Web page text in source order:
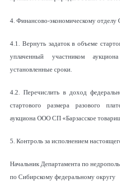
4. Финансово-экономическому
4.1. Вернуть задаток в объеме
уплаченный участником
установленные сроки.
4.2. Перечислить в доход
стартового размера разового
аукциона ООО СП «Барзасское
5. Контроль за исполнением
Начальник Департамента по
по Сибирскому федеральному округу